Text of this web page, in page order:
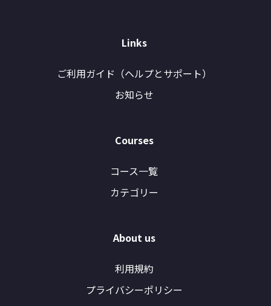
Links
ご利用ガイド（ヘルプとサポート）
お知らせ
Courses
コース一覧
カテゴリー
About us
利用規約
プライバシーポリシー